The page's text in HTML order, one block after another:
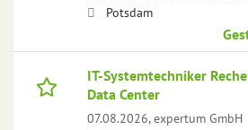
Potsdam
IT-Systemtechniker
Data Center
07.08.2026,expertum GmbH